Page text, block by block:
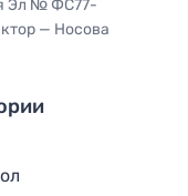
Эл № ФС77-
— Носова